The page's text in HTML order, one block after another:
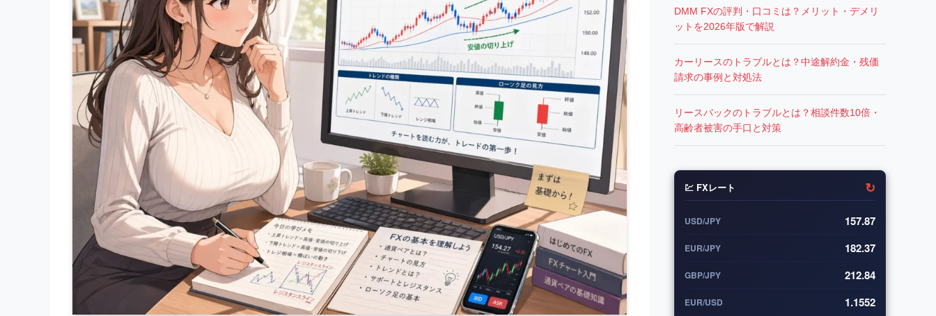
DMM FXの評判・口コミは？メリット・デメリ
ットを2026年版で解説
カーリースのトラブルとは？中途解約金・残価
請求の事例と対処法
リースバックのトラブルとは？相談件数10倍・
高齢者被害の手口と対策
💹 FXレート ↻
USD/JPY 157.87
EUR/JPY 182.37
GBP/JPY 212.84
EUR/USD 1.1552